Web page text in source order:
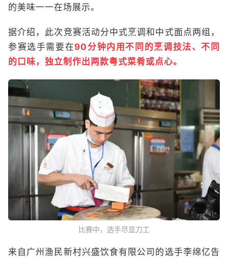
的美味一一在场展示。
据介绍，此次竞赛活动分中式烹调和中式面点两组，
参赛选手需要在90分钟内用不同的烹调技法、不同
的口味，独立制作出两款粤式菜肴或点心。
比赛中，选手尽显刀工
来自广州渔民新村兴盛饮食有限公司的选手李绵亿告